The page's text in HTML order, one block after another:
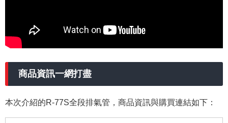
商品資訊一網打盡
本次介紹的R-77S全段排氣管，商品資訊與購買連結如下：